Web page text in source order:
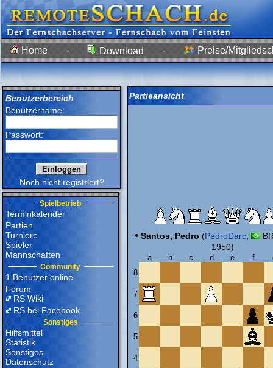
Home - Download - Preise/
Benutzerbereich
Benutzername:
Passwort:
Noch nicht registriert?
Spielbetrieb
Terminkalender
Partien
Turniere
Spieler
Mannschaften
Community
1 Benutzer online
Forum
RS Wiki
RS bei Facebook
Sonstiges
Hilfsmittel
Statistik
Sonstiges
Datenschutz
Partieansicht
• Santos, Pedro (PedroDarc,
1950)
a b c d e f
8
7
6
5
4